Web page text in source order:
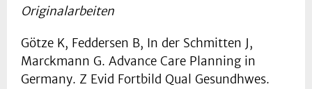
Originalarbeiten
Götze K, Feddersen B, In der Schmitten J,
Marckmann G. Advance Care Planning in
Germany. Z Evid Fortbild Qual Gesundhwes.